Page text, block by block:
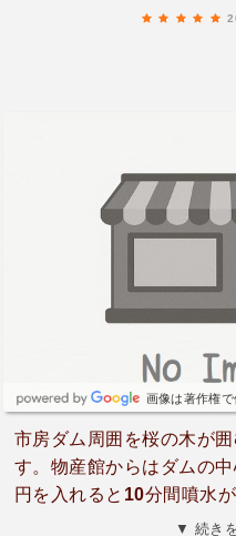
画像は著作権で
市房ダム周囲を桜の木が
す。物産館からはダムの
円を入れると10分間噴水
す。以前は噴水近くまで
▼ 続き